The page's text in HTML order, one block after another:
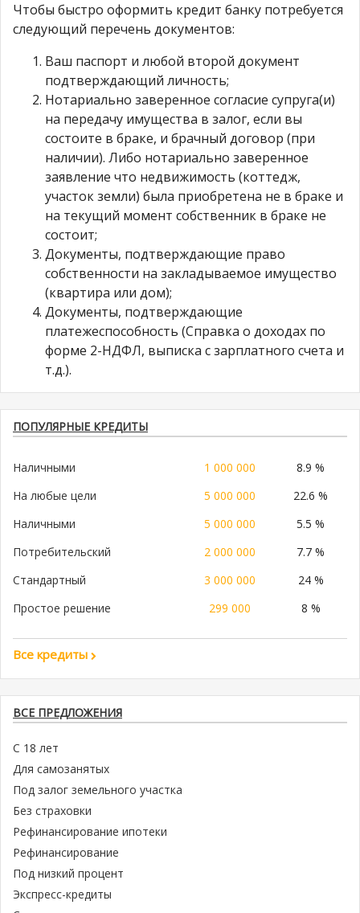
Чтобы быстро оформить кредит банку потребуется
следующий перечень документов:
Ваш паспорт и любой второй документ
подтверждающий личность;
Нотариально заверенное согласие супруга(и)
на передачу имущества в залог, если вы
состоите в браке, и брачный договор (при
наличии). Либо нотариально заверенное
заявление что недвижимость (коттедж,
участок земли) была приобретена не в браке и
на текущий момент собственник в браке не
состоит;
Документы, подтверждающие право
собственности на закладываемое имущество
(квартира или дом);
Документы, подтверждающие
платежеспособность (Справка о доходах по
форме 2-НДФЛ, выписка с зарплатного счета и
т.д.).
ПОПУЛЯРНЫЕ КРЕДИТЫ
Наличными 1 000 000
8.9 %
На любые цели
5 000 000
22.6 %
Наличными
5 000 000
5.5 %
Потребительский
2 000 000
7.7 %
Стандартный
3 000 000
24 %
Простое решение
299 000 8 %
Все кредиты
ВСЕ ПРЕДЛОЖЕНИЯ
С 18 лет
Для самозанятых
Под залог земельного участка
Без страховки
Рефинансирование ипотеки
Рефинансирование
Под низкий процент
Экспресс-кредиты